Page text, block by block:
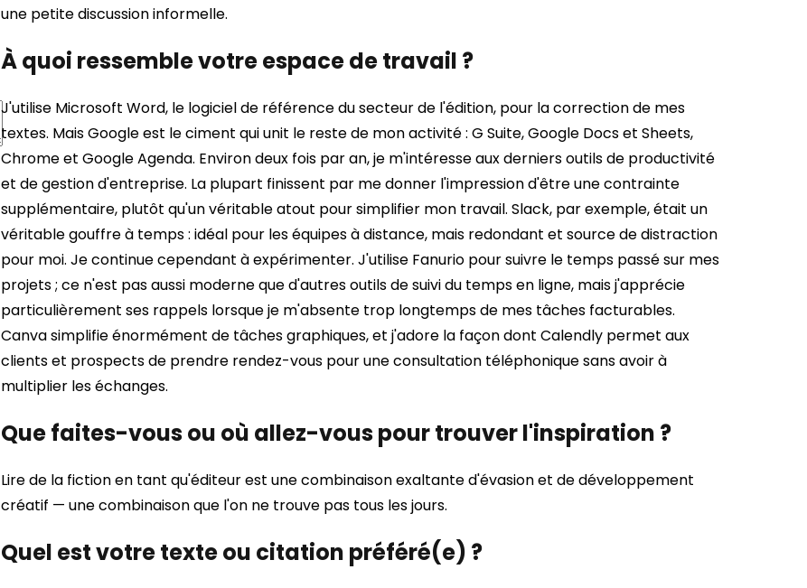
une petite discussion informelle.
À quoi ressemble votre espace de travail ?
J'utilise Microsoft Word, le logiciel de référence du secteur de l'édition, pour la correction de mes
textes. Mais Google est le ciment qui unit le reste de mon activité : G Suite, Google Docs et Sheets,
Chrome et Google Agenda. Environ deux fois par an, je m'intéresse aux derniers outils de productivité
et de gestion d'entreprise. La plupart finissent par me donner l'impression d'être une contrainte
supplémentaire, plutôt qu'un véritable atout pour simplifier mon travail. Slack, par exemple, était un
véritable gouffre à temps : idéal pour les équipes à distance, mais redondant et source de distraction
pour moi. Je continue cependant à expérimenter. J'utilise Fanurio pour suivre le temps passé sur mes
projets ; ce n'est pas aussi moderne que d'autres outils de suivi du temps en ligne, mais j'apprécie
particulièrement ses rappels lorsque je m'absente trop longtemps de mes tâches facturables.
Canva simplifie énormément de tâches graphiques, et j'adore la façon dont Calendly permet aux
clients et prospects de prendre rendez-vous pour une consultation téléphonique sans avoir à
multiplier les échanges.
Que faites-vous ou où allez-vous pour trouver l'inspiration ?
Lire de la fiction en tant qu'éditeur est une combinaison exaltante d'évasion et de développement
créatif — une combinaison que l'on ne trouve pas tous les jours.
Quel est votre texte ou citation préféré(e) ?